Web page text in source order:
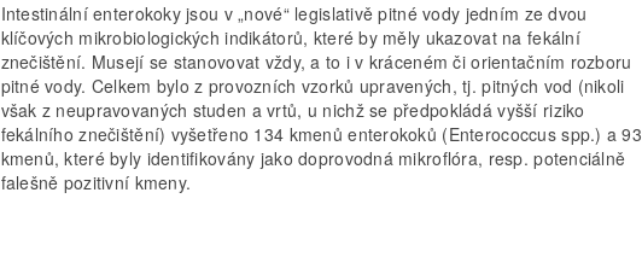
Intestinální enterokoky jsou v „nové“ legislativě pitné vody jedním ze dvou
klíčových mikrobiologických indikátorů, které by měly ukazovat na fekální
znečištění. Musejí se stanovovat vždy, a to i v kráceném či orientačním rozboru
pitné vody. Celkem bylo z provozních vzorků upravených, tj. pitných vod (nikoli
však z neupravovaných studen a vrtů, u nichž se předpokládá vyšší riziko
fekálního znečištění) vyšetřeno 134 kmenů enterokoků (Enterococcus spp.) a 93
kmenů, které byly identifikovány jako doprovodná mikroflóra, resp. potenciálně
falešně pozitivní kmeny.